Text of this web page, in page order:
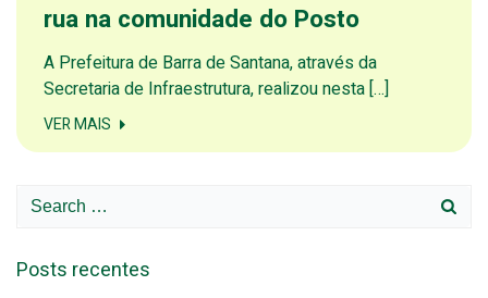
rua na comunidade do Posto
A Prefeitura de Barra de Santana, através da
Secretaria de Infraestrutura, realizou nesta […]
VER MAIS
Search
Posts recentes